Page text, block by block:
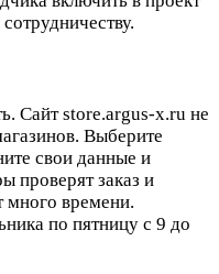
Сайт store.argus-x.ru не
Выберите
свои данные и
проверят заказ и
много времени.
по пятницу с 9 до